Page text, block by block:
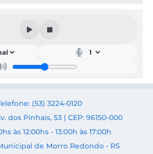
(53) 3224-0120
dos Pinhais, 53 | CEP: 96150-000
às 12:00hs - 13:00h às 17:00h
de Morro Redondo - RS